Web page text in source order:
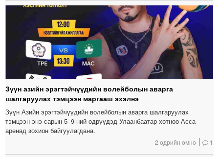
Зүүн азийн эрэгтэйчүүдийн волейболын аварга
шалгаруулах тэмцээн маргааш эхэлнэ
Зүүн Азийн эрэгтэйчүүдийн волейболын аварга шалгаруулах
тэмцээн энэ сарын 5–9-ний өдрүүдэд Улаанбаатар хотноо Асса
аренад зохион байгуулагдана.
2 өдрийн өмнө 1